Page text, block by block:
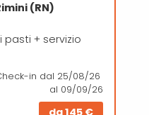
(RN)
+ servizio
in dal 25/08/26
al 09/09/26